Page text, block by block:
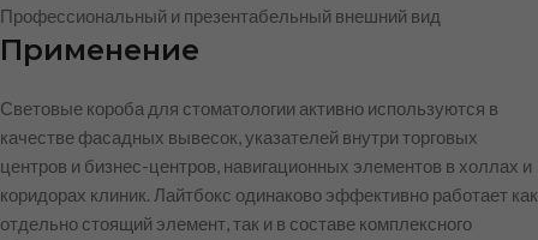
Профессиональный и презентабельный внешний вид
Применение
Световые короба для стоматологии активно используются в
качестве фасадных вывесок, указателей внутри торговых
центров и бизнес-центров, навигационных элементов в холлах и
коридорах клиник. Лайтбокс одинаково эффективно работает как
отдельно стоящий элемент, так и в составе комплексного